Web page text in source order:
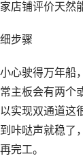
店铺评价天然
步骤
心驶得万年船
主板会有两个
实现双通道这
咔哒声就稳了
完工。